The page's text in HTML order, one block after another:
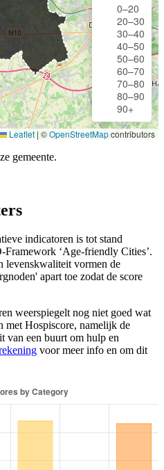
0–20
20–30
30–40
40–50
50–60
60–70
70–80
80–90
90+
Leaflet | ©OpenStreetMapcontributors
gemeente.
indicatoren is tot stand
Framework ‘Age-friendly Cities’.
levenskwaliteit vormen de
apart toe zodat de score
weerspiegelt nog niet goed wat
met Hospiscore, namelijk de
van een buurt om hulp en
voor meer info en om dit